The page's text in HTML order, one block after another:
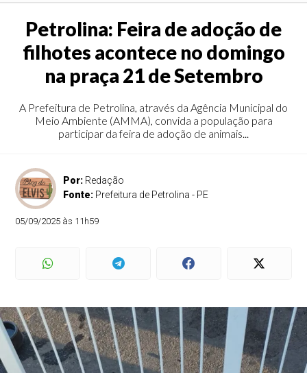
Petrolina: Feira de adoção de
filhotes acontece no domingo
na praça 21 de Setembro
A Prefeitura de Petrolina, através da Agência Municipal do
Meio Ambiente (AMMA), convida a população para
participar da feira de adoção de animais...
Por: Redação
Fonte: Prefeitura de Petrolina - PE
05/09/2025 às 11h59